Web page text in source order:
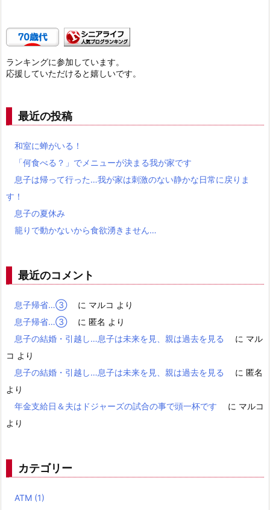
ランキングに参加しています。
応援していただけると嬉しいです。
最近の投稿
和室に蝉がいる！
「何食べる？」でメニューが決まる我が家です
息子は帰って行った…我が家は刺激のない静かな日常に戻りま
す！
息子の夏休み
籠りで動かないから食欲湧きません…
最近のコメント
息子帰省…③ に マルコ より
息子帰省…③
に 匿名 より
息子の結婚・引越し…息子は未来を見、親は過去を見る
に マル
コ より
息子の結婚・引越し…息子は未来を見、親は過去を見る
に 匿名
より
年金支給日＆夫はドジャーズの試合の事で頭一杯です
に マルコ
より
カテゴリー
ATM (1)